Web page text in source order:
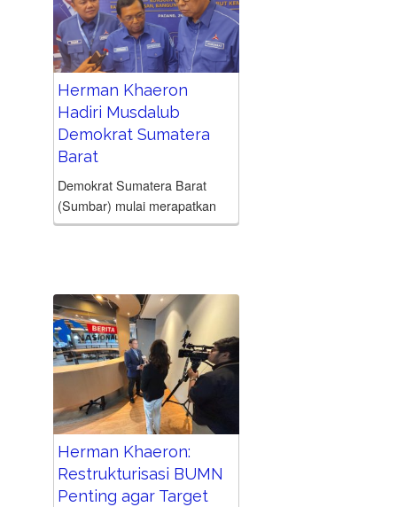
Herman Khaeron
Hadiri Musdalub
Demokrat Sumatera
Barat
Demokrat Sumatera Barat
(Sumbar) mulai merapatkan
barisan untuk menuju
yang dibuka pada Jumat (24/7)
malam, di Padang. Musdalub
tersebut diikuti...
Herman Khaeron:
Restrukturisasi BUMN
Penting agar Target